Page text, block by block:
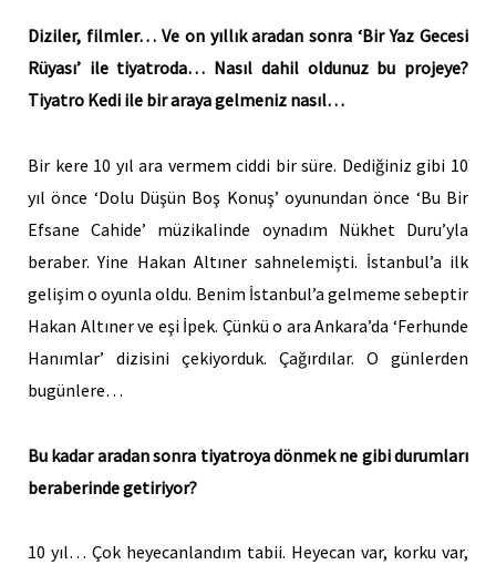
Diziler, filmler… Ve on yıllık aradan sonra ‘Bir Yaz Gecesi
Rüyası’ ile tiyatroda… Nasıl dahil oldunuz bu projeye?
Tiyatro Kedi ile bir araya gelmeniz nasıl…
Bir kere 10 yıl ara vermem ciddi bir süre. Dediğiniz gibi 10
yıl önce ‘Dolu Düşün Boş Konuş’ oyunundan önce ‘Bu Bir
Efsane Cahide’ müzikalinde oynadım Nükhet Duru’yla
beraber. Yine Hakan Altıner sahnelemişti. İstanbul’a ilk
gelişim o oyunla oldu. Benim İstanbul’a gelmeme sebeptir
Hakan Altıner ve eşi İpek. Çünkü o ara Ankara’da ‘Ferhunde
Hanımlar’ dizisini çekiyorduk. Çağırdılar. O günlerden
bugünlere…
Bu kadar aradan sonra tiyatroya dönmek ne gibi durumları
beraberinde getiriyor?
10 yıl… Çok heyecanlandım tabii. Heyecan var, korku var,